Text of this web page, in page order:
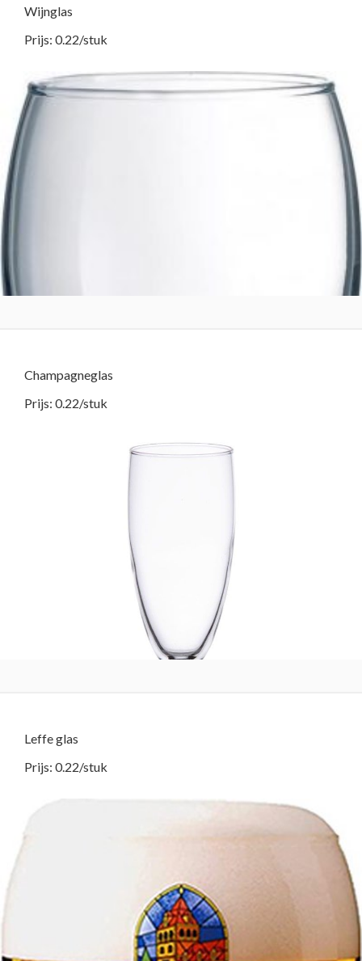
Wijnglas
Prijs: 0.22/stuk
Champagneglas
Prijs: 0.22/stuk
Leffe glas
Prijs: 0.22/stuk